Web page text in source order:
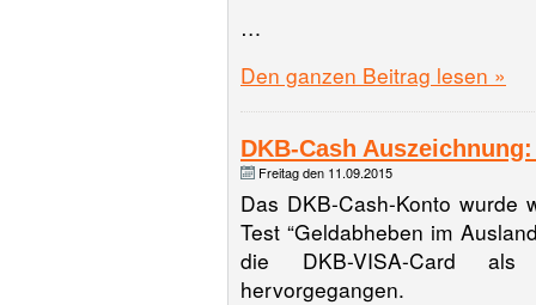
…
Den ganzen Beitrag lesen »
DKB-Cash
Freitag den 11.09.2015
Das DKB-Cash-Konto wurde
Test “Geldabheben im
die DKB-VISA-Card
hervorgegangen.